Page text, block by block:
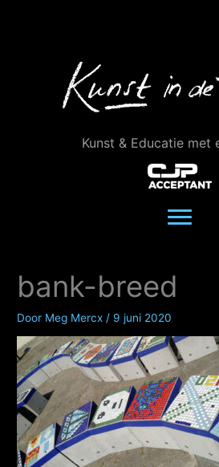
Kunst & Educatie met
bank-breed
Door Meg Mercx / 9 juni 2020